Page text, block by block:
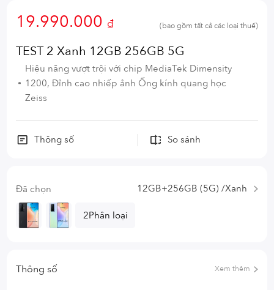
19.990.000 ₫ (bao gồm tất cả các loại thuế)
TEST 2 Xanh 12GB 256GB 5G
Hiệu năng vượt trội với chip MediaTek Dimensity
1200, Đỉnh cao nhiếp ảnh Ống kính quang học
Zeiss
Thông số So sánh
Đã chọn 12GB+256GB (5G) /Xanh
2Phân loại
Thông số Xem thêm